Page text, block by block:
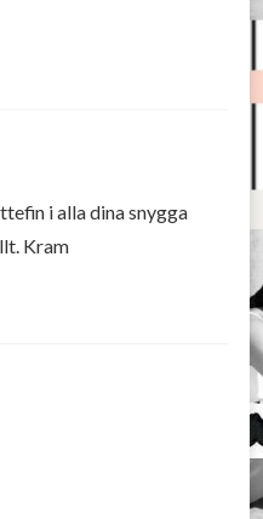
i alla dina snygga
Kram